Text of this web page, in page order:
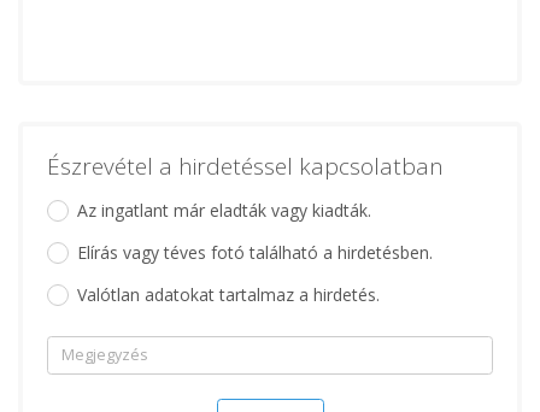
Észrevétel a hirdetéssel kapcsolatban
Az ingatlant már eladták vagy kiadták.
Elírás vagy téves fotó található a hirdetésben.
Valótlan adatokat tartalmaz a hirdetés.